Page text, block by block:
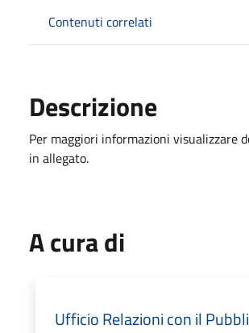
Contenuti correlati
Descrizione
Per maggiori informazioni visualizzare
in allegato.
A cura di
Ufficio Relazioni con il